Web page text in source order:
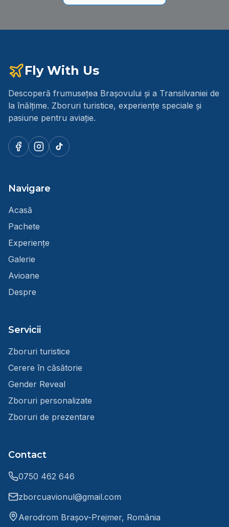
Fly With Us
Descoperă frumusețea Brașovului și a Transilvaniei de
la înălțime. Zboruri turistice, experiențe speciale și
pasiune pentru aviație.
Navigare
Acasă
Pachete
Experiențe
Galerie
Avioane
Despre
Servicii
Zboruri turistice
Cerere în căsătorie
Gender Reveal
Zboruri personalizate
Zboruri de prezentare
Contact
0750 462 646
zborcuavionul@gmail.com
Aerodrom Brașov-Prejmer, România